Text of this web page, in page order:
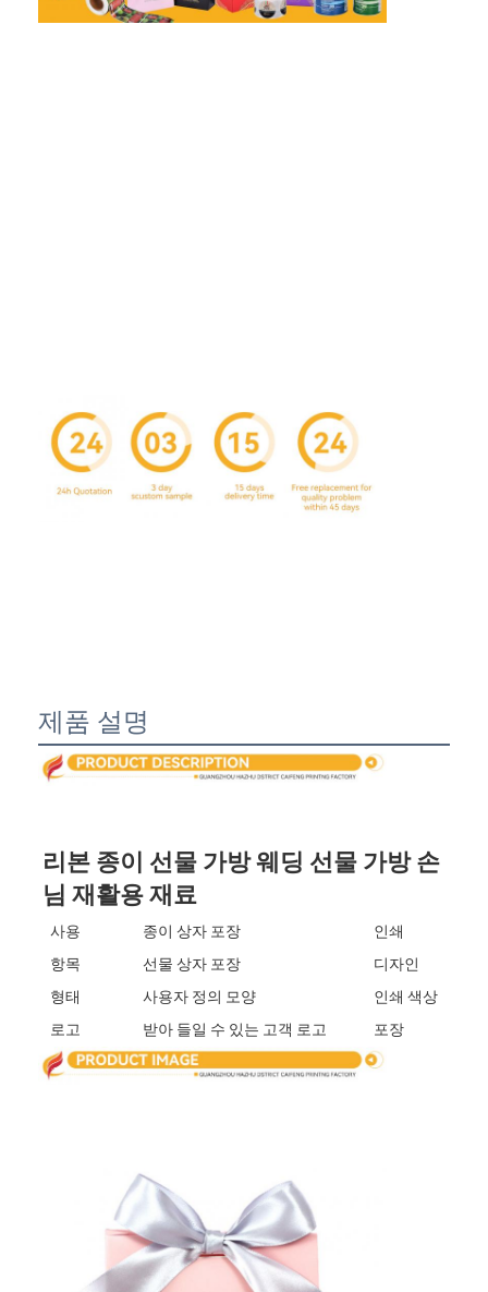
제품
우리 에 관한 것
품질 관리
뉴스
포장 상자 인쇄
종이 선물 가방
엄격한 선물 상자
제품 설명
리본 종이 선물 가방 웨딩 선물 가방 손
님 재활용 재료
사용 종이 상자 포장
인쇄
항목
선물 상자 포장
디자인
형태
사용자 정의 모양
인쇄 색상
로고
받아 들일 수 있는 고객 로고 포장